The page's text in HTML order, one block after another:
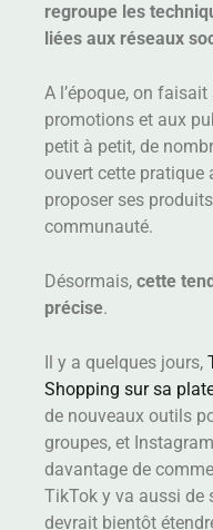
regroupe les
liées aux réseaux
A l’époque, on
promotions et aux
petit à petit, de
ouvert cette pratique
proposer ses
communauté.
Désormais, cette
précise.
Il y a quelques jours,
Shopping sur sa
de nouveaux outils
groupes, et
davantage de
TikTok y va aussi de
devrait bientôt